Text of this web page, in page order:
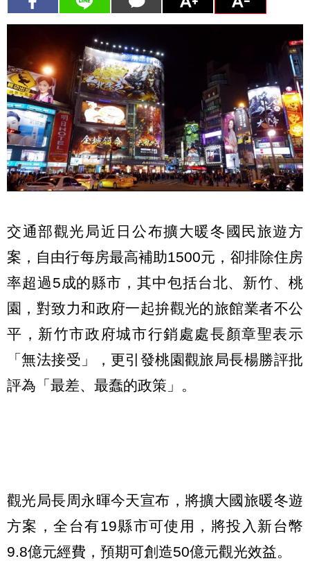
交通部觀光局近日公布擴大暖冬國民旅遊方
案，自由行每房最高補助1500元，卻排除住房
率超過5成的縣市，其中包括台北、新竹、桃
園，對致力和政府一起拚觀光的旅館業者不公
平，新竹市政府城市行銷處處長顏章聖表示
「無法接受」，更引發桃園觀旅局長楊勝評批
評為「最差、最蠢的政策」。
觀光局長周永暉今天宣布，將擴大國旅暖冬遊
方案，全台有19縣市可使用，將投入新台幣
9.8億元經費，預期可創造50億元觀光效益。